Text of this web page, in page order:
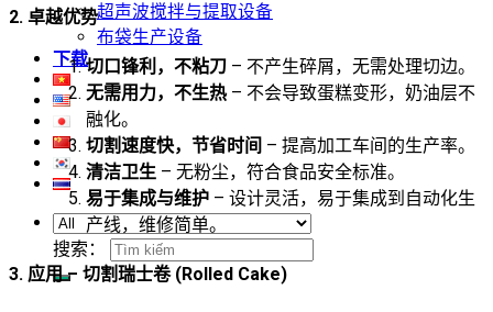
超声波搅拌与提取设备
布袋生产设备
下载
搜索：
2. 卓越优势
切口锋利，不粘刀 – 不产生碎屑，无需处理切边。
无需用力，不生热– 不会导致蛋糕变形，奶油层不
融化。
切割速度快，节省时间 – 提高加工车间的生产率。
清洁卫生 – 无粉尘，符合食品安全标准。
易于集成与维护 – 设计灵活，易于集成到自动化生
产线，维修简单。
3. 应用 – 切割瑞士卷 (Rolled Cake)